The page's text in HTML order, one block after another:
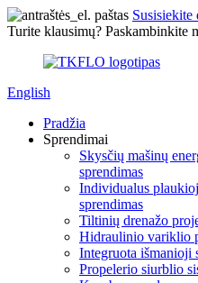
Susisiekite
Turite klausimų? Paskambinkite
English
Pradžia
Sprendimai
Skysčių mašinų
sprendimas
Individualus
sprendimas
Tiltinių drenažo
Hidraulinio variklio
Integruota išmanioji
Propelerio siurblio